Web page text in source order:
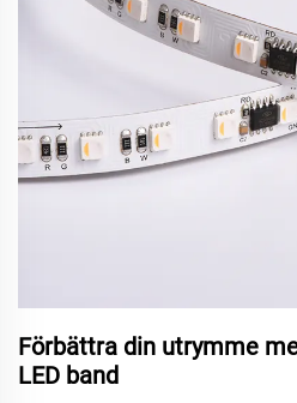
Förbättra din utrymme
LED band